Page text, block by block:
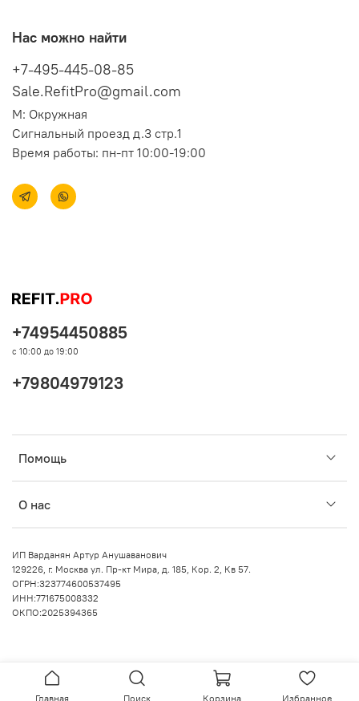
Нас можно найти
+7-495-445-08-85
Sale.RefitPro@gmail.com
М: Окружная
Сигнальный проезд д.3 стр.1
Время работы: пн-пт 10:00-19:00
Помощь
О нас
+74954450885
с 10:00 до 19:00
+79804979123
ИП Варданян Артур Анушаванович
129226, г. Москва ул. Пр-кт Мира, д. 185, Кор. 2, Кв 57.
ОГРН:323774600537495
ИНН:771675008332
ОКПО:2025394365
Главная Поиск Корзина Избранное